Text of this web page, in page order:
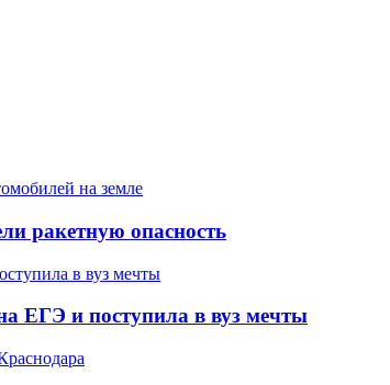
ракетную опасность
ЕГЭ и поступила в вуз мечты